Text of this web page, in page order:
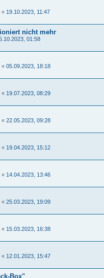
« 19.10.2023, 11:47
nicht mehr
01:58
« 05.09.2023, 18:18
« 19.07.2023, 08:29
« 22.05.2023, 09:28
« 19.04.2023, 15:12
« 14.04.2023, 13:46
« 25.03.2023, 19:09
« 15.03.2023, 16:38
« 12.01.2023, 15:47
Box"